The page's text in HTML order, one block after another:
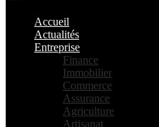
Accueil
Actualités
Entreprise
Finance
Immobilier
Commerce
Assurance
Agriculture
Artisanat